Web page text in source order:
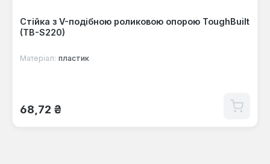
Стійка з V-подібною роликовою опорою ToughBuilt
(TB-S220)
Матеріал: пластик
Звичайна ціна:
68,72 ₴